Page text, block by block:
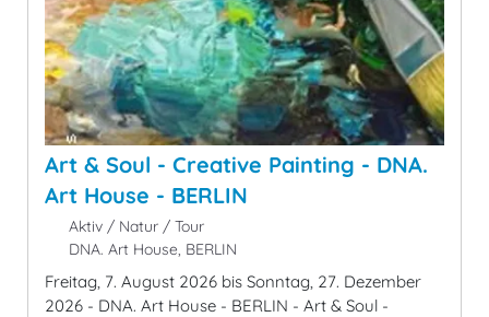
Art & Soul - Creative Painting - DNA.
Art House - BERLIN
Aktiv / Natur / Tour
DNA. Art House, BERLIN
Freitag, 7. August 2026 bis Sonntag, 27. Dezember
2026 - DNA. Art House - BERLIN - Art & Soul -